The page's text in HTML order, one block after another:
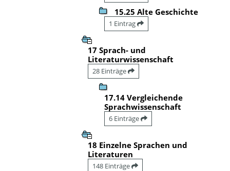
15.25 Alte Geschichte
1 Eintrag
17 Sprach- und
Literaturwissenschaft
28 Einträge
17.14 Vergleichende
Sprachwissenschaft
6 Einträge
18 Einzelne Sprachen und
Literaturen
148 Einträge